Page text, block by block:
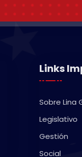
Links
Sobre Lina
Legislativo
Gestión
Social